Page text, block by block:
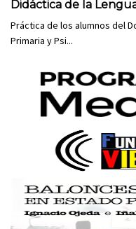
Didáctica de la
Práctica de los alumnos del
Primaria y Psi...